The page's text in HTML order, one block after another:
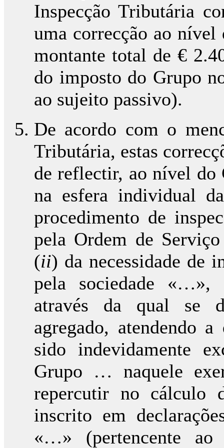
Inspecção Tributária
uma correcção ao
montante total de €
do imposto do Grupo
ao sujeito passivo).
De acordo com o
Tributária, estas
de reflectir, ao nível do
na esfera individual
procedimento de
pela Ordem de
(ii) da necessidade de
pela sociedade «…»,
através da qual se
agregado, atendendo
sido indevidamente
Grupo … naquele
repercutir no cálculo
inscrito em
«…» (pertencente